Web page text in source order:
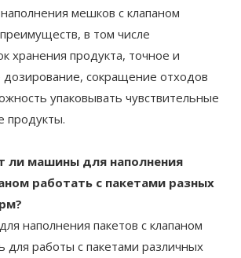
мешков с клапаном
в том числе
хранения продукта, точное и
сокращение отходов
упаковывать чувствительные
продукты.
ли машины для наполнения
работать с пакетами разных
наполнения пакетов с клапаном
для работы с пакетами различных